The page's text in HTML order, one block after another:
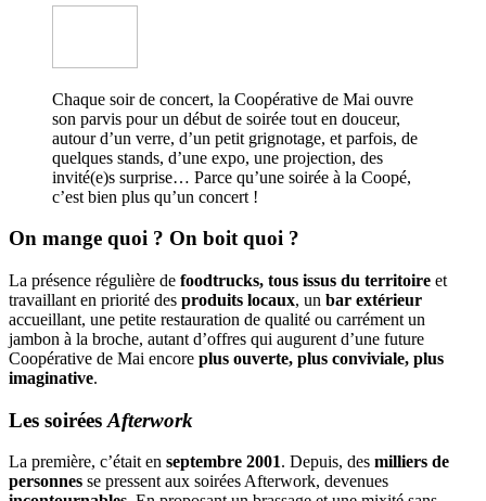
Chaque soir de concert, la Coopérative de Mai ouvre
son parvis pour un début de soirée tout en douceur,
autour d’un verre, d’un petit grignotage, et parfois, de
quelques stands, d’une expo, une projection, des
invité(e)s surprise… Parce qu’une soirée à la Coopé,
c’est bien plus qu’un concert !
On mange quoi ? On boit quoi ?
La présence régulière de foodtrucks, tous issus du territoire et
travaillant en priorité des produits locaux, un bar extérieur
accueillant, une petite restauration de qualité ou carrément un
jambon à la broche, autant d’offres qui augurent d’une future
Coopérative de Mai encore plus ouverte, plus conviviale, plus
imaginative.
Les soirées Afterwork
La première, c’était en septembre 2001. Depuis, des milliers de
personnes se pressent aux soirées Afterwork, devenues